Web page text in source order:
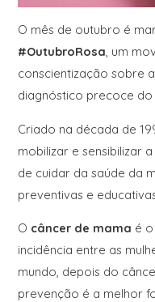
O mês de outubro é
#OutubroRosa, um
conscientização sobre
diagnóstico precoce do
Criado na década de
mobilizar e sensibilizar
de cuidar da saúde da
preventivas e
O câncer de mama é
incidência entre as
mundo, depois do
prevenção é a melhor